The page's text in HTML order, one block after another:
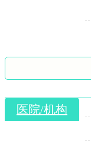
医院/机构